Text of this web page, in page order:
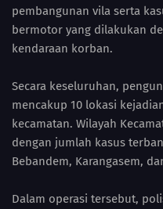
pembangunan vila serta
bermotor yang dilakukan
kendaraan korban.
Secara keseluruhan,
mencakup 10 lokasi
kecamatan. Wilayah
dengan jumlah kasus
Bebandem, Karangasem,
Dalam operasi tersebut,